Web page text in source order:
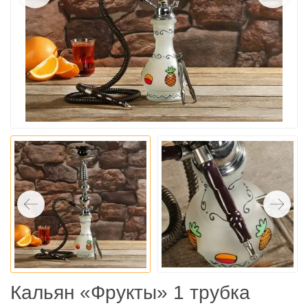
Кальян «Фрукты» 1 трубка